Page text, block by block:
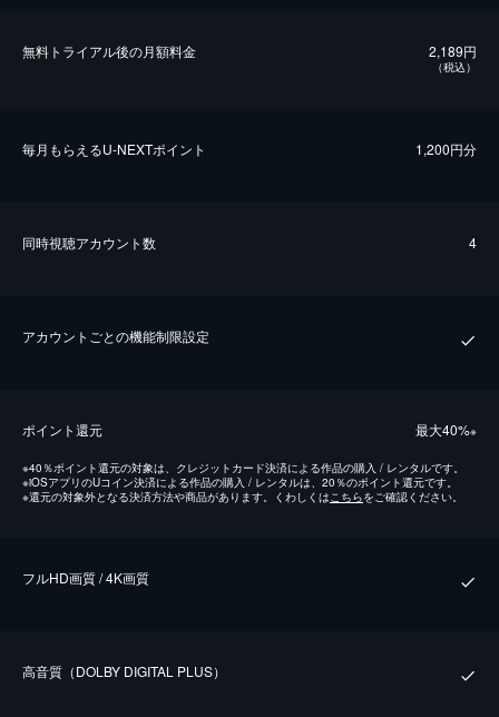
無料トライアル後の⽉額料金 2,189円
（税込）
毎⽉もらえるU-NEXTポイント 1,200円分
同時視聴アカウント数 4
アカウントごとの機能制限設定
ポイント還元 最⼤40%※
※40％ポイント還元の対象は、クレジットカード決済による作品の購入 / レンタルです。
※iOSアプリのUコイン決済による作品の購入 / レンタルは、20％のポイント還元です。
※還元の対象外となる決済方法や商品があります。くわしくはこちらをご確認ください。
フルHD画質 / 4K画質
⾼⾳質（DOLBY DIGITAL PLUS）